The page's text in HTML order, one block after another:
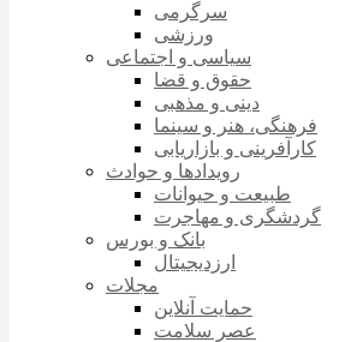
سرگرمی
ورزشی
سیاسی و اجتماعی
حقوق و قضا
دینی و مذهبی
فرهنگی، هنر و سینما
کارآفرینی و بازاریابی
رویدادها و حوادث
طبیعت و حیوانات
گردشگری و مهاجرت
بانک و بورس
ارزدیجیتال
مجلات
حمایت آنلاین
عصر سلامت